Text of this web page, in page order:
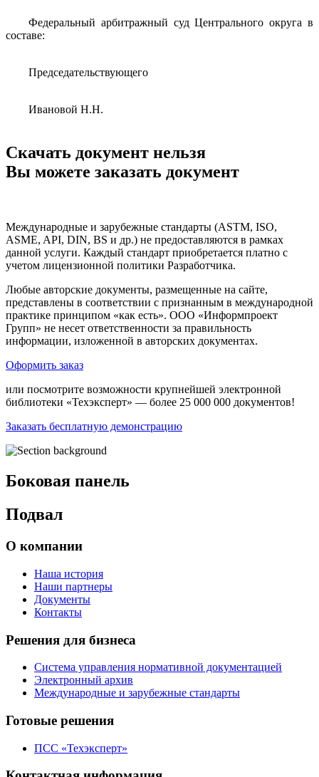
Федеральный арбитражный суд Центрального округа в
составе:
Председательствующего
Ивановой Н.Н.
Скачать документ нельзя
Вы можете заказать документ
Международные и зарубежные стандарты (ASTM, ISO,
ASME, API, DIN, BS и др.) не предоставляются в рамках
данной услуги. Каждый стандарт приобретается платно с
учетом лицензионной политики Разработчика.
Любые авторские документы, размещенные на сайте,
представлены в соответствии с признанным в международной
практике принципом «как есть». ООО «Информпроект
Групп» не несет ответственности за правильность
информации, изложенной в авторских документах.
Оформить заказ
или посмотрите возможности крупнейшей электронной
библиотеки «Техэксперт» — более 25 000 000 документов!
Заказать бесплатную демонстрацию
Боковая панель
Подвал
О компании
Наша история
Наши партнеры
Документы
Контакты
Решения для бизнеса
Система управления нормативной документацией
Электронный архив
Международные и зарубежные стандарты
Готовые решения
ПСС «Техэксперт»